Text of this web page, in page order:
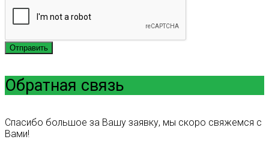
Отправить
Обратная связь
Спасибо большое за Вашу заявку, мы скоро свяжемся с
Вами!